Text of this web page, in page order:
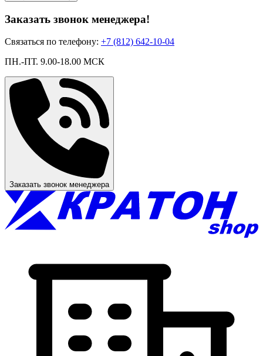
Заказать звонок менеджера!
Связаться по телефону: +7 (812) 642-10-04
ПН.-ПТ. 9.00-18.00 МСК
Заказать звонок менеджера